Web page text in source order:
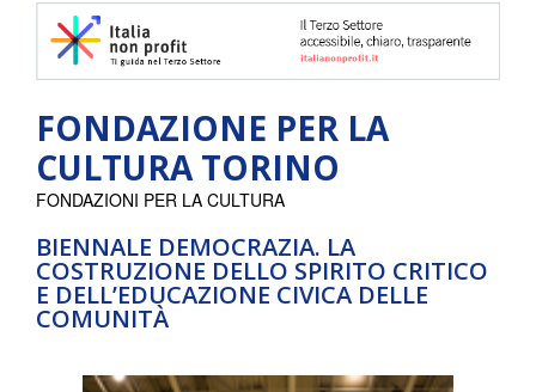
FONDAZIONE PER LA
CULTURA TORINO
BIENNALE DEMOCRAZIA. LA
COSTRUZIONE DELLO SPIRITO CRITICO
E DELL’EDUCAZIONE CIVICA DELLE
COMUNITÀ
FONDAZIONI PER LA CULTURA